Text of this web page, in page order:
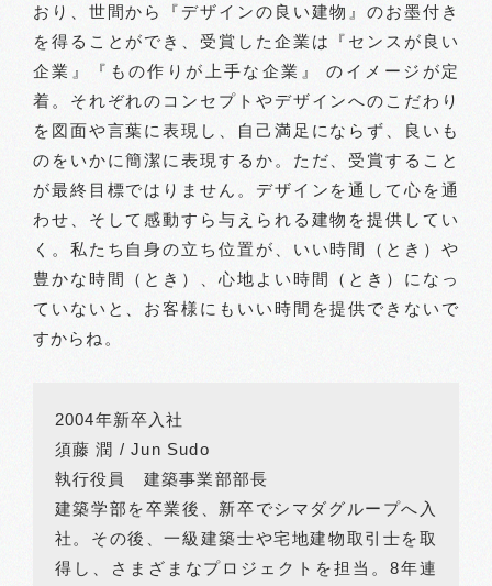
おり、世間から『デザインの良い建物』のお墨付き
を得ることができ、受賞した企業は『センスが良い
企業』『もの作りが上手な企業』 のイメージが定
着。それぞれのコンセプトやデザインへのこだわり
を図面や言葉に表現し、自己満足にならず、良いも
のをいかに簡潔に表現するか。ただ、受賞すること
が最終目標ではりません。デザインを通して心を通
わせ、そして感動すら与えられる建物を提供してい
く。私たち自身の立ち位置が、いい時間（とき）や
豊かな時間（とき）、心地よい時間（とき）になっ
ていないと、お客様にもいい時間を提供できないで
すからね。
2004年新卒入社
須藤 潤 / Jun Sudo
執行役員 建築事業部部長
建築学部を卒業後、新卒でシマダグループへ入
社。その後、一級建築士や宅地建物取引士を取
得し、さまざまなプロジェクトを担当。8年連